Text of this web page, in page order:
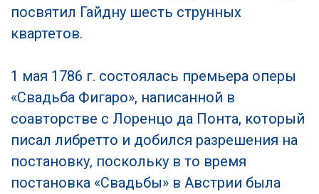
посвятил Гайдну шесть струнных
квартетов.
1 мая 1786 г. состоялась премьера оперы
«Свадьба Фигаро», написанной в
соавторстве с Лоренцо да Понта, который
писал либретто и добился разрешения на
постановку, поскольку в то время
постановка «Свадьбы» в Австрии была